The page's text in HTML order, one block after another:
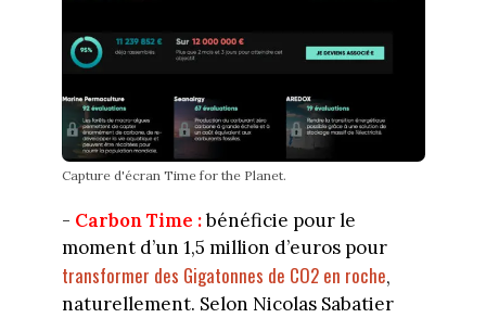
Capture d'écran Time for the Planet.
- Carbon Time :bénéficie pour le
moment d’un 1,5 million d’euros pour
transformer des Gigatonnes de CO2 en roche,
naturellement. Selon Nicolas Sabatier